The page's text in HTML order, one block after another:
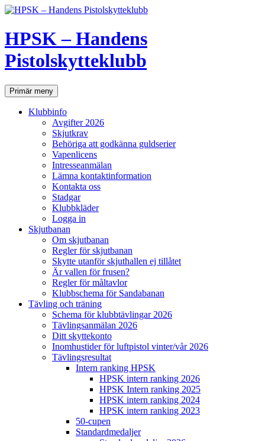
Hoppa
innehåll
HPSK – Handens
Pistolskytteklubb
SökPrimär meny
Klubbinfo
Avgifter 2026
Skjutkrav
Behöriga att godkänna guldserier
Vapenlicens
Intresseanmälan
Lämna kontaktinformation
Kontakta oss
Stadgar
Klubbkläder
Logga in
Skjutbanan
Om skjutbanan
Regler för skjutbanan
Skytte utanför skjuthallen ej tillåtet
Är vallen för frusen?
Regler för måltavlor
Klubbschema för Sandabanan
Tävling och träning
Schema för klubbtävlingar 2026
Tävlingsanmälan 2026
Ditt skyttekonto
Inomhustider för luftpistol vinter/vår 2026
Tävlingsresultat
Intern ranking HPSK
HPSK intern ranking 2026
HPSK Intern ranking 2025
HPSK intern ranking 2024
HPSK intern ranking 2023
50-cupen
Standardmedaljer